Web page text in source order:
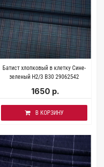
Батист хлопковый в клетку Сине-
зеленый H2/3 B30 29062542
1650 р.
В КОРЗИНУ